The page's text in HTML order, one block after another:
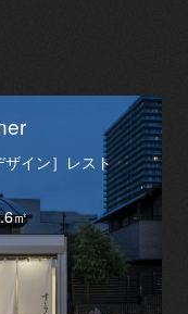
イン］レスト
㎡